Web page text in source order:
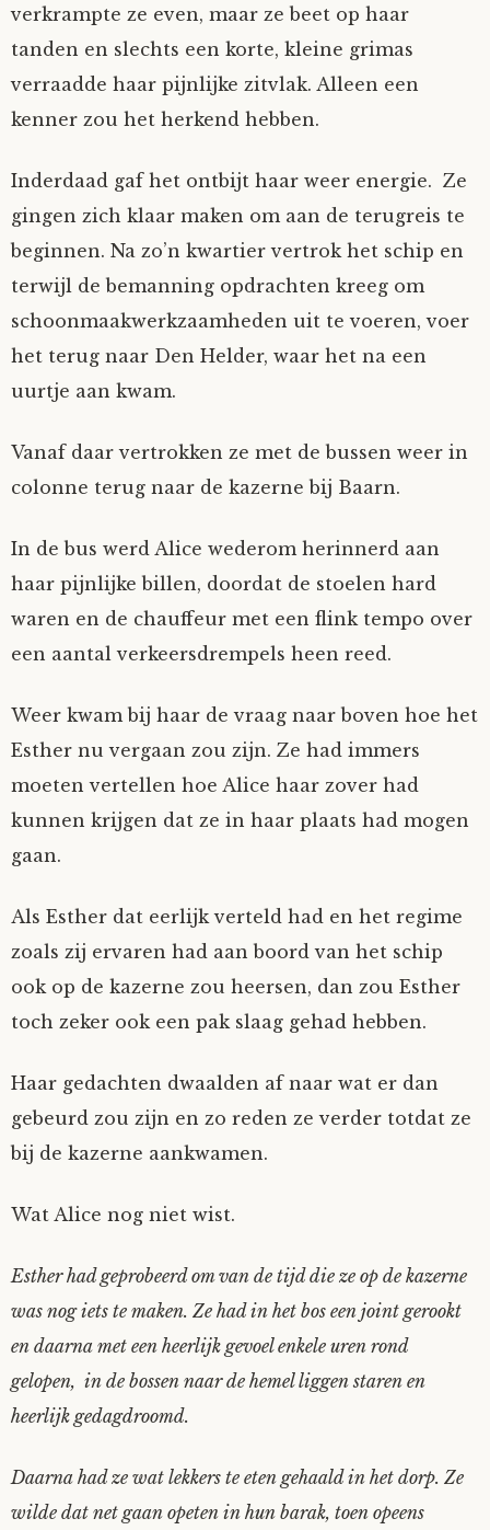
verkrampte ze even, maar ze beet op haar
tanden en slechts een korte, kleine grimas
verraadde haar pijnlijke zitvlak. Alleen een
kenner zou het herkend hebben.
Inderdaad gaf het ontbijt haar weer energie. Ze
gingen zich klaar maken om aan de terugreis te
beginnen. Na zo’n kwartier vertrok het schip en
terwijl de bemanning opdrachten kreeg om
schoonmaakwerkzaamheden uit te voeren, voer
het terug naar Den Helder, waar het na een
uurtje aan kwam.
Vanaf daar vertrokken ze met de bussen weer in
colonne terug naar de kazerne bij Baarn.
In de bus werd Alice wederom herinnerd aan
haar pijnlijke billen, doordat de stoelen hard
waren en de chauffeur met een flink tempo over
een aantal verkeersdrempels heen reed.
Weer kwam bij haar de vraag naar boven hoe het
Esther nu vergaan zou zijn. Ze had immers
moeten vertellen hoe Alice haar zover had
kunnen krijgen dat ze in haar plaats had mogen
gaan.
Als Esther dat eerlijk verteld had en het regime
zoals zij ervaren had aan boord van het schip
ook op de kazerne zou heersen, dan zou Esther
toch zeker ook een pak slaag gehad hebben.
Haar gedachten dwaalden af naar wat er dan
gebeurd zou zijn en zo reden ze verder totdat ze
bij de kazerne aankwamen.
Wat Alice nog niet wist.
Esther had geprobeerd om van de tijd die ze op de kazerne
was nog iets te maken. Ze had in het bos een joint gerookt
en daarna met een heerlijk gevoel enkele uren rond
gelopen, in de bossen naar de hemel liggen staren en
heerlijk gedagdroomd.
Daarna had ze wat lekkers te eten gehaald in het dorp. Ze
wilde dat net gaan opeten in hun barak, toen opeens